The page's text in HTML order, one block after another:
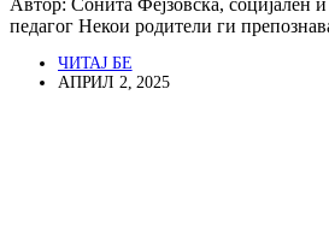
Автор: Сонита Фејзовска, социјален
педагог Некои родители ги
ЧИТАЈ БЕ
АПРИЛ 2, 2025